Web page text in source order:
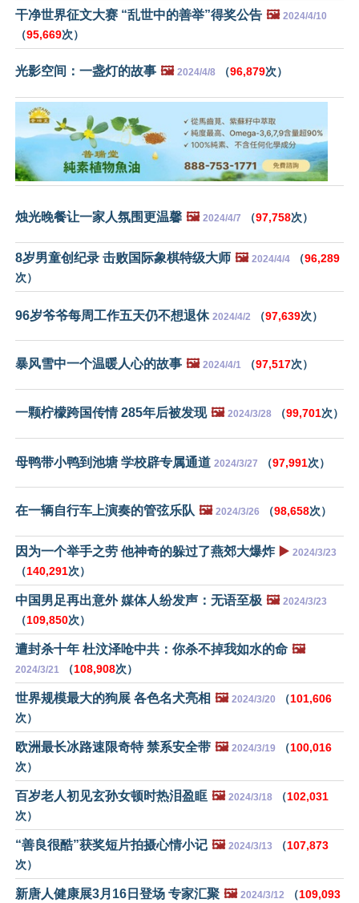
干净世界征文大赛 “乱世中的善举”得奖公告 🖼️ 2024/4/10
（95,669次）
光影空间：一盏灯的故事 🖼️ 2024/4/8 （96,879次）
烛光晚餐让一家人氛围更温馨 🖼️ 2024/4/7 （97,758次）
8岁男童创纪录 击败国际象棋特级大师 🖼️ 2024/4/4 （96,289
次）
96岁爷爷每周工作五天仍不想退休 2024/4/2 （97,639次）
暴风雪中一个温暖人心的故事 🖼️ 2024/4/1 （97,517次）
一颗柠檬跨国传情 285年后被发现 🖼️ 2024/3/28 （99,701次）
母鸭带小鸭到池塘 学校辟专属通道 2024/3/27 （97,991次）
在一辆自行车上演奏的管弦乐队 🖼️ 2024/3/26 （98,658次）
因为一个举手之劳 他神奇的躲过了燕郊大爆炸 ▶️ 2024/3/23
（140,291次）
中国男足再出意外 媒体人纷发声：无语至极 🖼️ 2024/3/23
（109,850次）
遭封杀十年 杜汶泽呛中共：你杀不掉我如水的命 🖼️
2024/3/21 （108,908次）
世界规模最大的狗展 各色名犬亮相 🖼️ 2024/3/20 （101,606
次）
欧洲最长冰路速限奇特 禁系安全带 🖼️ 2024/3/19 （100,016
次）
百岁老人初见玄孙女顿时热泪盈眶 🖼️ 2024/3/18 （102,031
次）
“善良很酷”获奖短片拍摄心情小记 🖼️ 2024/3/13 （107,873
次）
新唐人健康展3月16日登场 专家汇聚 🖼️ 2024/3/12 （109,093